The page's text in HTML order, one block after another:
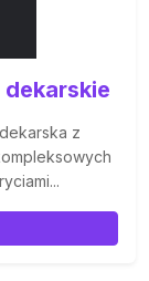
dekarskie
z